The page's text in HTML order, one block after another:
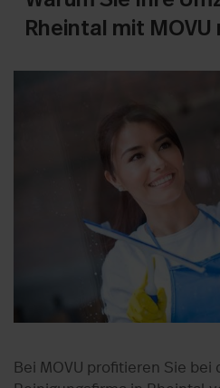
Rheintal mit
Bei MOVU profitieren Sie